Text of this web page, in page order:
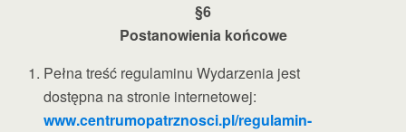
§6
Postanowienia końcowe
Pełna treść regulaminu Wydarzenia jest
dostępna na stronie internetowej:
www.centrumopatrznosci.pl/regulamin-